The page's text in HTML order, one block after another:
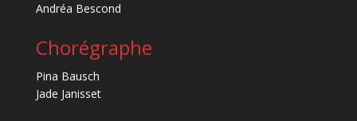
Andréa Bescond
Chorégraphe
Pina Bausch
Jade Janisset